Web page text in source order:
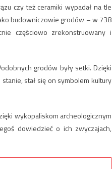
czy też ceramiki wypadał na tle
budowniczowie grodów – w 738
częściowo zrekonstruowany i
grodów były setki. Dzięki
stał się on symbolem kultury
wykopaliskom archeologicznym
dowiedzieć o ich zwyczajach,